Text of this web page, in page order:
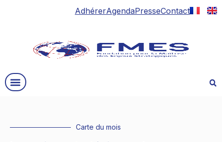
AdhérerAgendaPresseContact
Carte du mois